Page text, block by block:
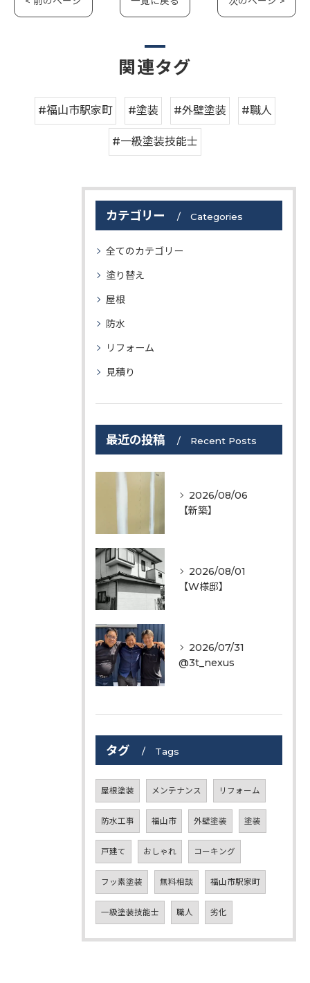
関連タグ
#福山市駅家町 #塗装 #外壁塗装 #職人
#一級塗装技能士
カテゴリー Categories
全てのカテゴリー
塗り替え
屋根
防水
リフォーム
見積り
最近の投稿 Recent Posts
2026/08/06
【新築】
2026/08/01
【W様邸】
2026/07/31
@3t_nexus
タグ Tags
屋根塗装 メンテナンス リフォーム
防水工事 福山市 外壁塗装 塗装
戸建て おしゃれ コーキング
フッ素塗装 無料相談 福山市駅家町
一級塗装技能士 職人 劣化